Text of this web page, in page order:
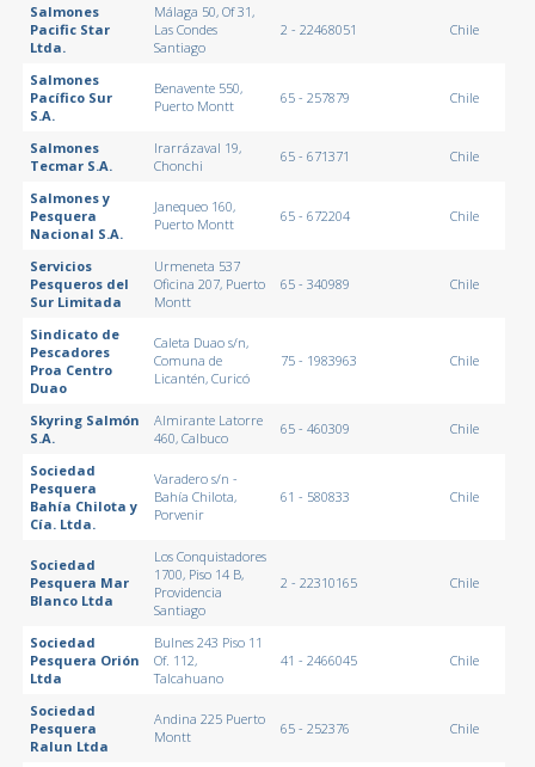
Salmones
Pacific Star
Ltda.
Málaga 50, Of 31,
Las Condes
Santiago
2 - 22468051 Chile
Salmones
Pacífico Sur
S.A.
Benavente 550,
Puerto Montt
65 - 257879 Chile
Salmones
Tecmar S.A.
Irarrázaval 19,
Chonchi
65 - 671371 Chile
Salmones y
Pesquera
Nacional S.A.
Janequeo 160,
Puerto Montt
65 - 672204 Chile
Servicios
Pesqueros del
Sur Limitada
Urmeneta 537
Oficina 207, Puerto
Montt
65 - 340989 Chile
Sindicato de
Pescadores
Proa Centro
Duao
Caleta Duao s/n,
Comuna de
Licantén, Curicó
75 - 1983963 Chile
Skyring Salmón
S.A.
Almirante Latorre
460, Calbuco
65 - 460309 Chile
Sociedad
Pesquera
Bahía Chilota y
Cía. Ltda.
Varadero s/n -
Bahía Chilota,
Porvenir
61 - 580833 Chile
Sociedad
Pesquera Mar
Blanco Ltda
Los Conquistadores
1700, Piso 14 B,
Providencia
Santiago
2 - 22310165 Chile
Sociedad
Pesquera Orión
Ltda
Bulnes 243 Piso 11
Of. 112,
Talcahuano
41 - 2466045 Chile
Sociedad
Pesquera
Ralun Ltda
Andina 225 Puerto
Montt
65 - 252376 Chile